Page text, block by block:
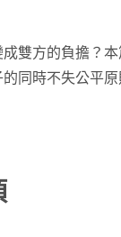
雙方的負擔？
同時不失公平